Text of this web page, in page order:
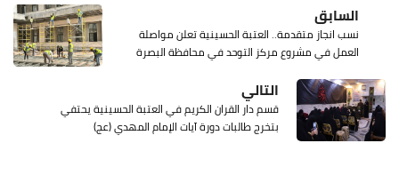
السابق
نسب انجاز متقدمة.. العتبة الحسينية تعلن مواصلة
العمل في مشروع مركز التوحد في محافظة البصرة
التالي
قسم دار القران الكريم في العتبة الحسينية يحتفي
بتخرج طالبات دورة آيات الإمام المهدي (عج)